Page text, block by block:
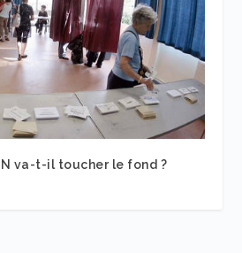
va-t-il toucher le fond ?